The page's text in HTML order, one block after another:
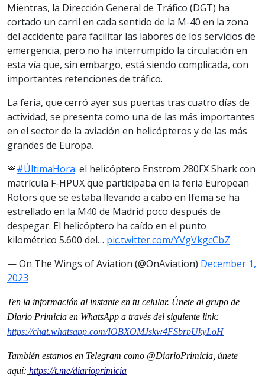
Mientras, la Dirección General de Tráfico (DGT) ha
cortado un carril en cada sentido de la M-40 en la zona
del accidente para facilitar las labores de los servicios de
emergencia, pero no ha interrumpido la circulación en
esta vía que, sin embargo, está siendo complicada, con
importantes retenciones de tráfico.
La feria, que cerró ayer sus puertas tras cuatro días de
actividad, se presenta como una de las más importantes
en el sector de la aviación en helicópteros y de las más
grandes de Europa.
🚨#ÚltimaHora: el helicóptero Enstrom 280FX Shark con
matrícula F-HPUX que participaba en la feria European
Rotors que se estaba llevando a cabo en Ifema se ha
estrellado en la M40 de Madrid poco después de
despegar. El helicóptero ha caído en el punto
kilométrico 5.600 del… pic.twitter.com/YVgVkgcCbZ
— On The Wings of Aviation (@OnAviation) December 1,
2023
Ten la información al instante en tu celular. Únete al grupo de
Diario Primicia en WhatsApp a través del siguiente link:
https://chat.whatsapp.com/IOBXOMJskw4FSbrpUkyLoH
También estamos en Telegram como @DiarioPrimicia, únete
aquí: https://t.me/diarioprimicia